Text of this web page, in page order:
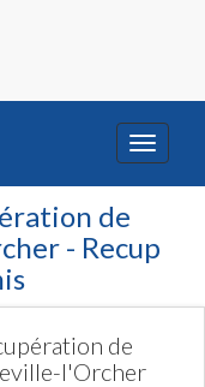
Toggle
de
- Recup
de
l'Orcher